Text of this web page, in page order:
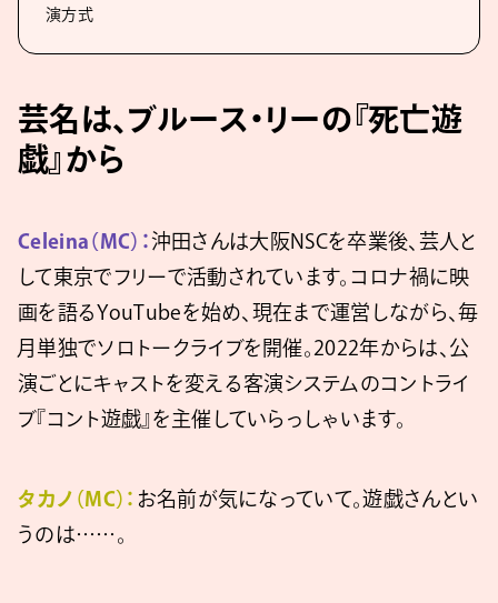
演方式
芸名は、ブルース・リーの『死亡遊
戯』から
Celeina（MC）：沖田さんは大阪NSCを卒業後、芸人と
して東京でフリーで活動されています。コロナ禍に映
画を語るYouTubeを始め、現在まで運営しながら、毎
月単独でソロトークライブを開催。2022年からは、公
演ごとにキャストを変える客演システムのコントライ
ブ『コント遊戯』を主催していらっしゃいます。
タカノ（MC）： お名前が気になっていて。遊戯さんとい
うのは……。